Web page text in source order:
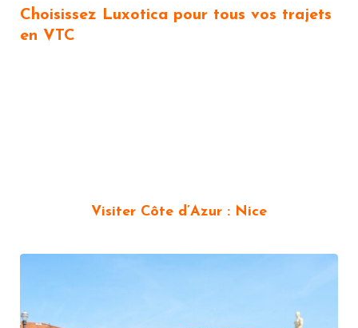
Choisissez Luxotica pour tous vos trajets
en VTC
Visiter Côte d’Azur : Nice